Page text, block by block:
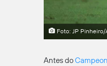
Foto: JP
Antes do